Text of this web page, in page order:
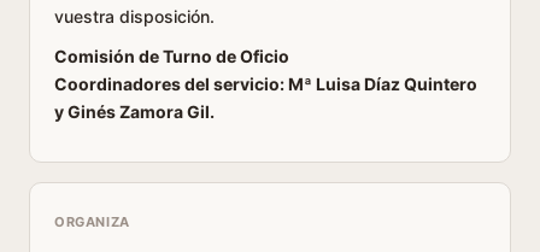
vuestra disposición.
Comisión de Turno de Oficio
Coordinadores del servicio: Mª Luisa Díaz Quintero
y Ginés Zamora Gil.
ORGANIZA